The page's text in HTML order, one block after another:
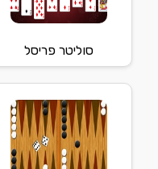
סוליטר פריסל